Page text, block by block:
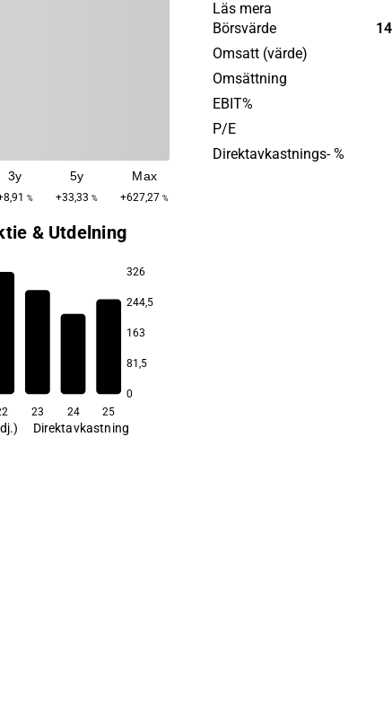
3y
%
5y
+33,33 %
Max
+627,27 %
elektronikprodukter.
av aktörer inom den
och produkterna säljs under
varumärken. Utöver
erbjuds teknisk support
eftermarknadsservice.
grundades under 1944 och
huvudkontor i Albertslund.
Läs mera
Börsvärde
Omsatt (värde)
Omsättning
EBIT%
P/E
Direktavkastnings- %
& Utdelning
326
244,5
163
81,5
0
23 24 25
Direktavkastning